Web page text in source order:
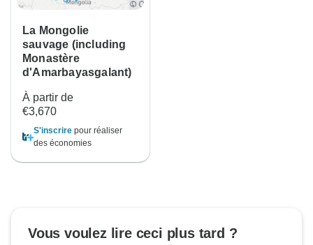
La Mongolie
sauvage (including
Monastère
d'Amarbayasgalant)
À partir de
€3,670
S'inscrire pour réaliser
des économies
Vous voulez lire ceci plus tard ?